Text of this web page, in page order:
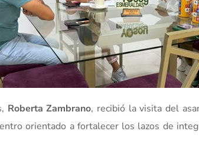
Roberta Zambrano, recibió la visita del
orientado a fortalecer los lazos de